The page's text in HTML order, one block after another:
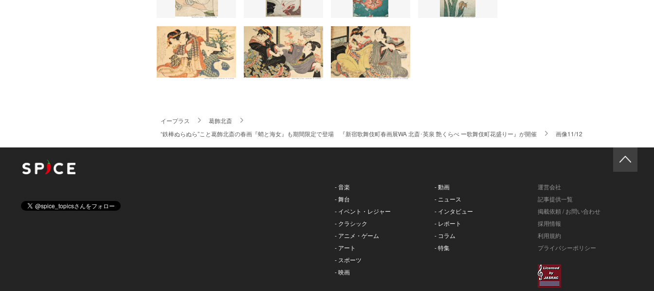
イープラス
葛飾北斎
“鉄棒ぬらぬら”こと葛飾北斎の春画『蛸と海女』も期間限定で登場 『新宿歌舞伎町春画展WA 北斎･英泉 艶くらべ ー歌舞伎町花盛りー』が開催
画像11/12
- 音楽
- 舞台
- イベント・レジャー
- クラシック
- アニメ・ゲーム
- アート
- スポーツ
- 映画
- 動画
- ニュース
- インタビュー
- レポート
- コラム
- 特集
運営会社
記事提供一覧
掲載依頼 / お問い合わせ
採用情報
利用規約
プライバシーポリシー